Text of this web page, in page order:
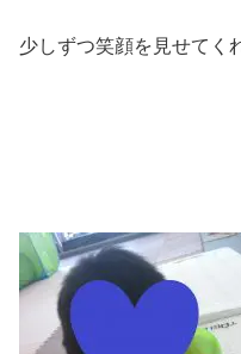
少しずつ笑顔を見せて